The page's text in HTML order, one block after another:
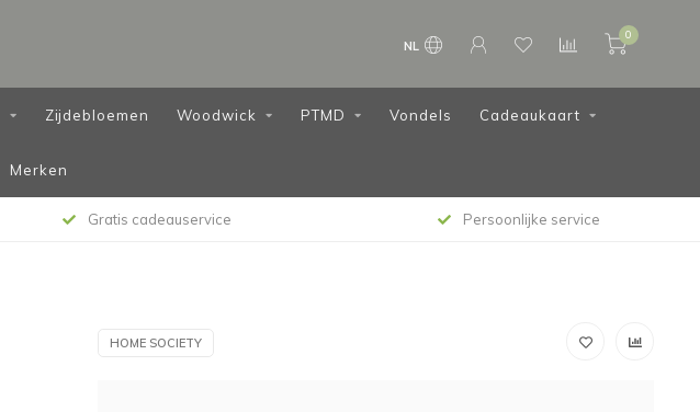
NL
0
Zijdebloemen Woodwick PTMD Vondels Cadeaukaart
Merken
Gratis cadeauservice Persoonlijke service
HOME SOCIETY